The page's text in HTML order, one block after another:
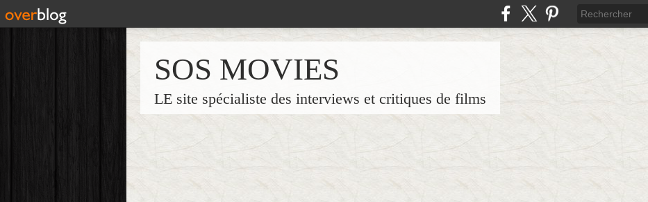
SOS MOVIES
LE site spécialiste des interviews et critiques de films